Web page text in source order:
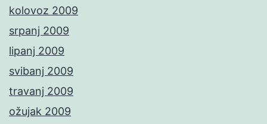
kolovoz 2009
srpanj 2009
lipanj 2009
svibanj 2009
travanj 2009
ožujak 2009